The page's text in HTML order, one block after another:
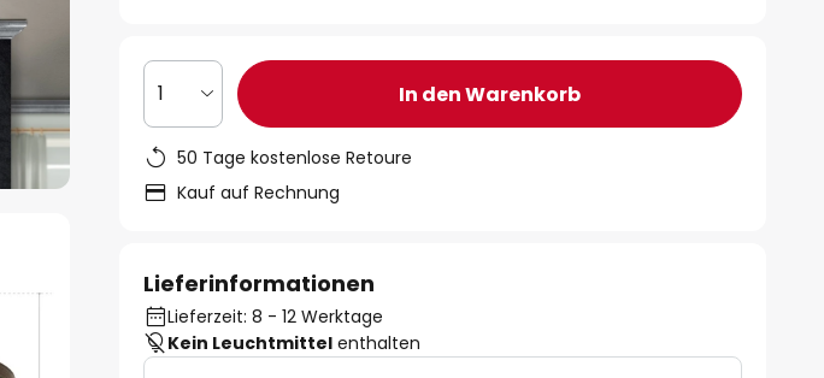
1 In den Warenkorb
50 Tage kostenlose Retoure
Kauf auf Rechnung
Lieferinformationen
Lieferzeit: 8 - 12 Werktage
Kein Leuchtmittel enthalten